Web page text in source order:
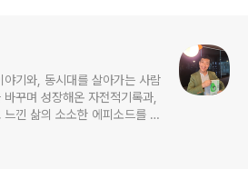
기와, 동시대를 살아가는 사람
꾸며 성장해온 자전적기록과,
낀 삶의 소소한 에피소드를 전
의 인생수업